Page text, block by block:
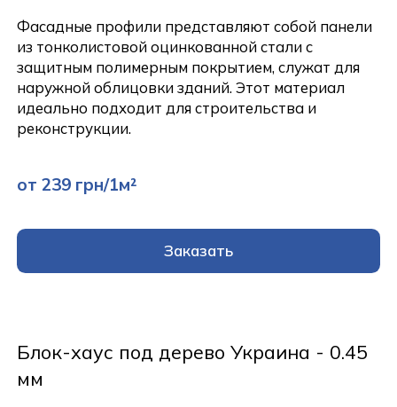
Фасадные профили представляют собой панели
из тонколистовой оцинкованной стали с
защитным полимерным покрытием, служат для
наружной облицовки зданий. Этот материал
идеально подходит для строительства и
реконструкции.
от 239 грн/1м²
Заказать
Блок-хаус под дерево Украина - 0.45
мм